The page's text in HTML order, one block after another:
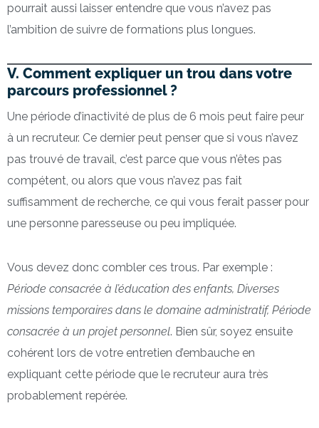
pourrait aussi laisser entendre que vous n’avez pas
l’ambition de suivre de formations plus longues.
V. Comment expliquer un trou dans votre
parcours professionnel ?
Une période d’inactivité de plus de 6 mois peut faire peur
à un recruteur. Ce dernier peut penser que si vous n’avez
pas trouvé de travail, c’est parce que vous n’êtes pas
compétent, ou alors que vous n’avez pas fait
suffisamment de recherche, ce qui vous ferait passer pour
une personne paresseuse ou peu impliquée.
Vous devez donc combler ces trous. Par exemple :
Période consacrée à l’éducation des enfants, Diverses
missions temporaires dans le domaine administratif, Période
consacrée à un projet personnel. Bien sûr, soyez ensuite
cohérent lors de votre entretien d’embauche en
expliquant cette période que le recruteur aura très
probablement repérée.